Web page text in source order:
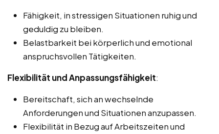
Fähigkeit, in stressigen Situationen ruhig und
geduldig zu bleiben.
Belastbarkeit bei körperlich und emotional
anspruchsvollen Tätigkeiten.
Flexibilität und Anpassungsfähigkeit:
Bereitschaft, sich an wechselnde
Anforderungen und Situationen anzupassen.
Flexibilität in Bezug auf Arbeitszeiten und